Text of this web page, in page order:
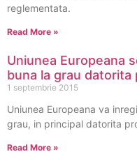
reglementata.
Read More »
Uniunea Europeana
buna la grau
1 septembrie 2015
Uniunea Europeana va
grau, in principal datorita
Read More »